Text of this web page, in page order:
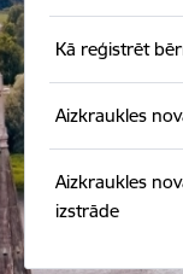
Kā reģistrēt
Aizkraukles
Aizkraukles
izstrāde